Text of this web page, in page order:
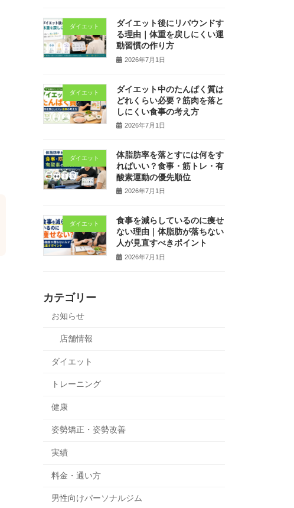
ダイエット
ダイエット後にリバウンドす
る理由｜体重を戻しにくい運
動習慣の作り方
2026年7月1日
ダイエット
ダイエット中のたんぱく質は
どれくらい必要？筋肉を落と
しにくい食事の考え方
2026年7月1日
ダイエット
体脂肪率を落とすには何をす
ればいい？食事・筋トレ・有
酸素運動の優先順位
2026年7月1日
ダイエット
食事を減らしているのに痩せ
ない理由｜体脂肪が落ちない
人が見直すべきポイント
2026年7月1日
カテゴリー
お知らせ
店舗情報
ダイエット
トレーニング
健康
姿勢矯正・姿勢改善
実績
料金・通い方
男性向けパーソナルジム